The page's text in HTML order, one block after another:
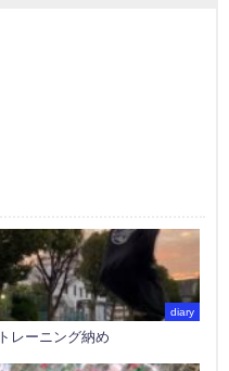
diary
トレーニング納め